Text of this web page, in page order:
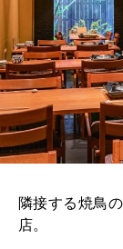
隣接する焼鳥
店。